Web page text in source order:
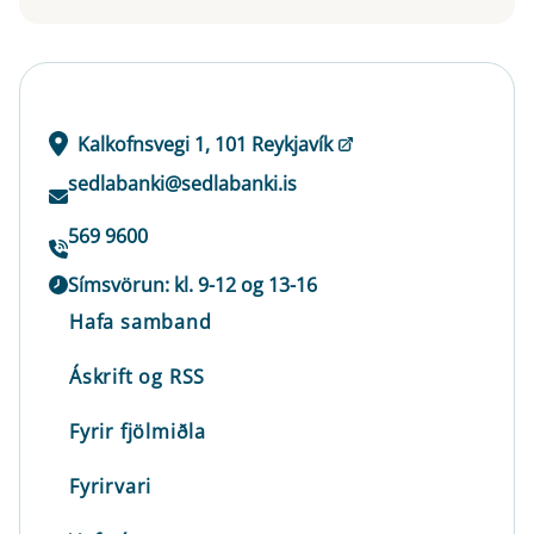
Kalkofnsvegi 1, 101 Reykjavík
sedlabanki@sedlabanki.is
569 9600
Símsvörun: kl. 9-12 og 13-16
Hafa samband
Áskrift og RSS
Fyrir fjölmiðla
Fyrirvari